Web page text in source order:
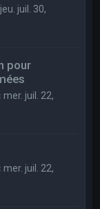
jeu. juil. 30,
pour
mer. juil. 22,
mer. juil. 22,